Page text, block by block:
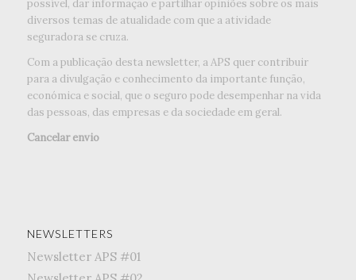
possível, dar informação e partilhar opiniões sobre os mais
diversos temas de atualidade com que a atividade
seguradora se cruza.
Com a publicação desta newsletter, a APS quer contribuir
para a divulgação e conhecimento da importante função,
económica e social, que o seguro pode desempenhar na vida
das pessoas, das empresas e da sociedade em geral.
Cancelar envio
NEWSLETTERS
Newsletter APS #01